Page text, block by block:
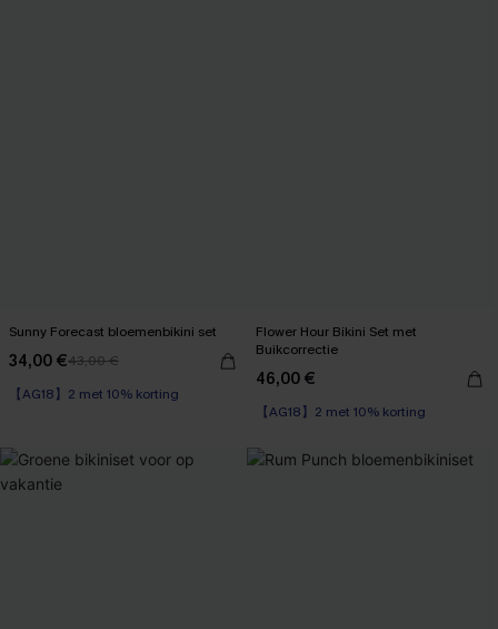
Sunny Forecast bloemenbikini set
34,00 €43,00 €
【AG18】2 met 10% korting
Op voorraad
Flower Hour Bikini Set met
Buikcorrectie
46,00 €
【AG18】2 met 10% korting
Cup B-D